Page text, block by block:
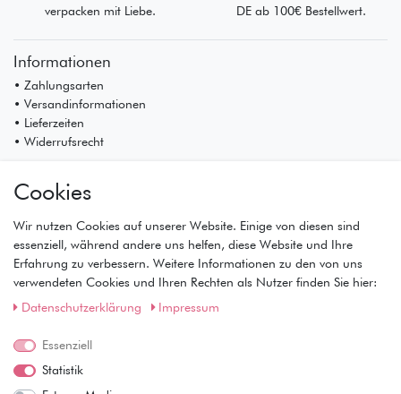
verpacken mit Liebe.
DE ab 100€ Bestellwert.
Informationen
• Zahlungsarten
• Versandinformationen
• Lieferzeiten
• Widerrufsrecht
• Registrierung
• Warenkorb
• Kasse
• Wunschliste
Service
• Datenschutz
• AGB
• Impressum
Cookies
Wir nutzen Cookies auf unserer Website. Einige von diesen sind
essenziell, während andere uns helfen, diese Website und Ihre
Erfahrung zu verbessern. Weitere Informationen zu den von uns
verwendeten Cookies und Ihren Rechten als Nutzer finden Sie hier:
Daten­schutz­erklärung
Impressum
Essenziell
Statistik